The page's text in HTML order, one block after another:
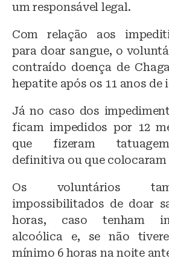
um responsável legal.
Com relação aos
para doar sangue, o
contraído doença de
hepatite após os 11 anos de
Já no caso dos
ficam impedidos por 12
que fizeram
definitiva ou que colocaram
Os voluntários
impossibilitados de doar
horas, caso tenham
alcoólica e, se não
mínimo 6 horas na noite